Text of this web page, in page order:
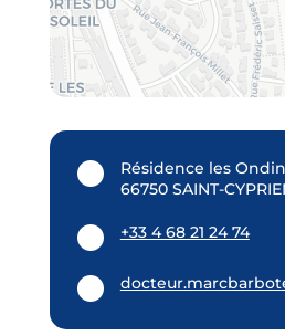
Résidence les
66750 SAINT-
+33 4 68 21 24 74